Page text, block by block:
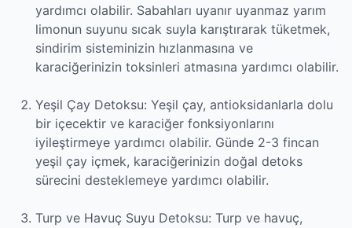
yardımcı olabilir. Sabahları uyanır uyanmaz yarım
limonun suyunu sıcak suyla karıştırarak tüketmek,
sindirim sisteminizin hızlanmasına ve
karaciğerinizin toksinleri atmasına yardımcı olabilir.
Yeşil Çay Detoksu: Yeşil çay, antioksidanlarla dolu
bir içecektir ve karaciğer fonksiyonlarını
iyileştirmeye yardımcı olabilir. Günde 2-3 fincan
yeşil çay içmek, karaciğerinizin doğal detoks
sürecini desteklemeye yardımcı olabilir.
Turp ve Havuç Suyu Detoksu: Turp ve havuç,